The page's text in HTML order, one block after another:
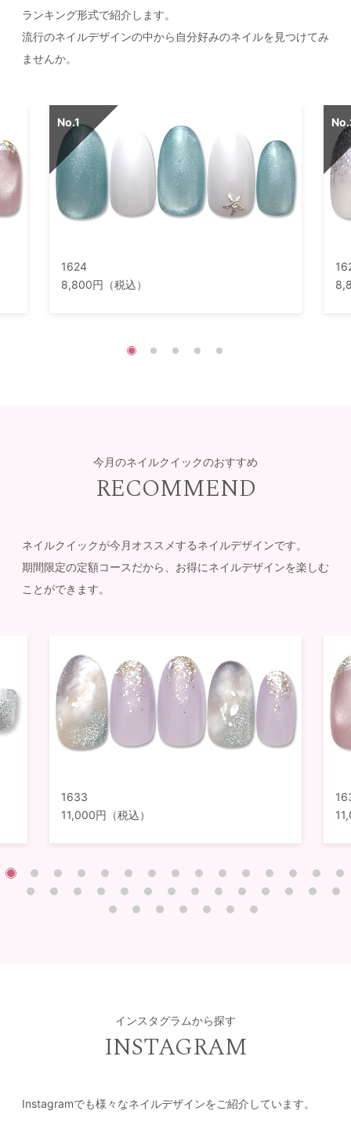
ランキング形式で紹介します。
流行のネイルデザインの中から自分好みのネイルを見つけてみ
ませんか。
1624
8,800円（税込）
今月のネイルクイックのおすすめ
RECOMMEND
ネイルクイックが今月オススメするネイルデザインです。
期間限定の定額コースだから、お得にネイルデザインを楽しむ
ことができます。
1633
11,000円（税込）
インスタグラムから探す
INSTAGRAM
Instagramでも様々なネイルデザインをご紹介しています。